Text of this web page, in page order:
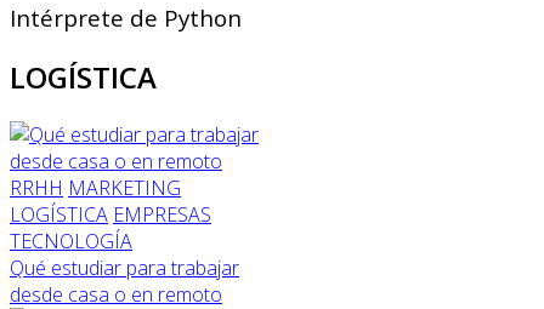
Intérprete de Python
LOGÍSTICA
RRHH MARKETING
LOGÍSTICA EMPRESAS
TECNOLOGÍA
Qué estudiar para trabajar
desde casa o en remoto